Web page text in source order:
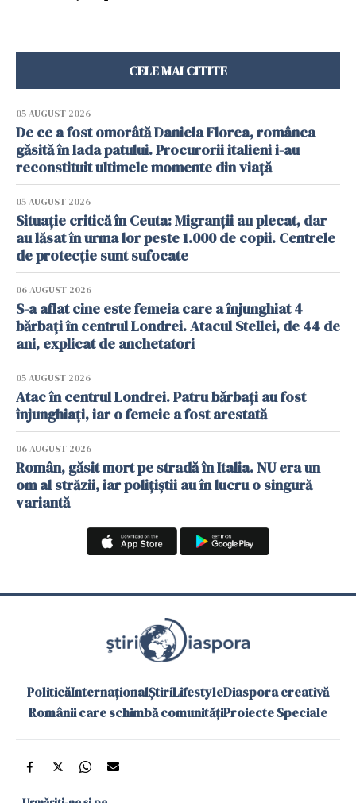
CELE MAI CITITE
05 AUGUST 2026
De ce a fost omorâtă Daniela Florea, românca
găsită în lada patului. Procurorii italieni i-au
reconstituit ultimele momente din viață
05 AUGUST 2026
Situație critică în Ceuta: Migranții au plecat, dar
au lăsat în urma lor peste 1.000 de copii. Centrele
de protecție sunt sufocate
06 AUGUST 2026
S-a aflat cine este femeia care a înjunghiat 4
bărbați în centrul Londrei. Atacul Stellei, de 44 de
ani, explicat de anchetatori
05 AUGUST 2026
Atac în centrul Londrei. Patru bărbați au fost
înjunghiați, iar o femeie a fost arestată
06 AUGUST 2026
Român, găsit mort pe stradă în Italia. NU era un
om al străzii, iar polițiștii au în lucru o singură
variantă
PoliticăInternaționalȘtiriLifestyleDiaspora creativă
Românii care schimbă comunitățiProiecte Speciale